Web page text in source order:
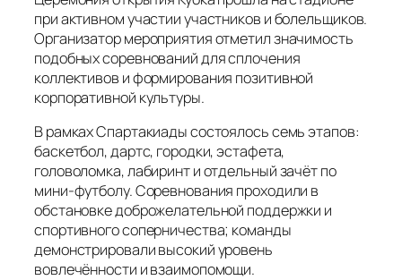
при активном участии участников и болельщиков.
Организатор мероприятия отметил значимость
подобных соревнований для сплочения
коллективов и формирования позитивной
корпоративной культуры.
В рамках Спартакиады состоялось семь этапов:
баскетбол, дартс, городки, эстафета,
головоломка, лабиринт и отдельный зачёт по
мини‑футболу. Соревнования проходили в
обстановке доброжелательной поддержки и
спортивного соперничества; команды
демонстрировали высокий уровень
вовлечённости и взаимопомощи.